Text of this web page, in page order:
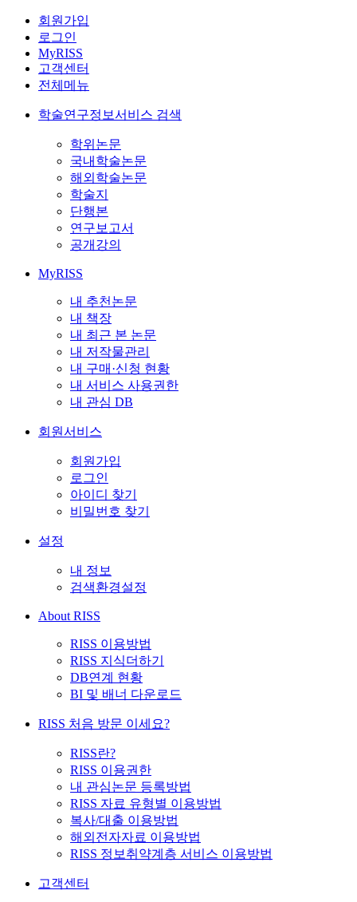
회원가입
로그인
MyRISS
고객센터
전체메뉴
학술연구정보서비스 검색
학위논문
국내학술논문
해외학술논문
학술지
단행본
연구보고서
공개강의
MyRISS
내 추천논문
내 책장
내 최근 본 논문
내 저작물관리
내 구매·신청 현황
내 서비스 사용권한
내 관심 DB
회원서비스
회원가입
로그인
아이디 찾기
비밀번호 찾기
설정
내 정보
검색환경설정
About RISS
RISS 이용방법
RISS 지식더하기
DB연계 현황
BI 및 배너 다운로드
RISS 처음 방문 이세요?
RISS란?
RISS 이용권한
내 관심논문 등록방법
RISS 자료 유형별 이용방법
복사/대출 이용방법
해외전자자료 이용방법
RISS 정보취약계층 서비스 이용방법
고객센터